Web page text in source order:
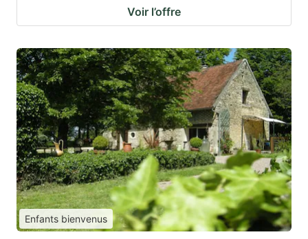
Voir l’offre
Enfants bienvenus